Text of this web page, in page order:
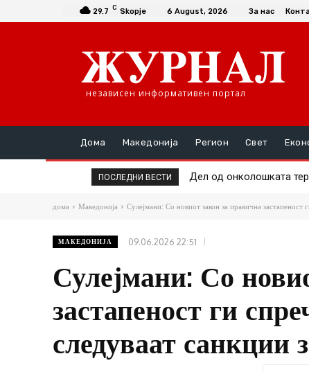
29.7 C Skopje 6 August, 2026 За нас
независен информативен портал
Дома Македонија Регион Свет
ПОСЛЕДНИ ВЕСТИ Дел од онколошката
Жештините во
дома Македонија Сулејмани: Со новиот закон за правична застапеност
МАКЕДОНИЈА 09.06.2026 22:51
Сулејмани: Со
застапеност ги
следуваат санкции